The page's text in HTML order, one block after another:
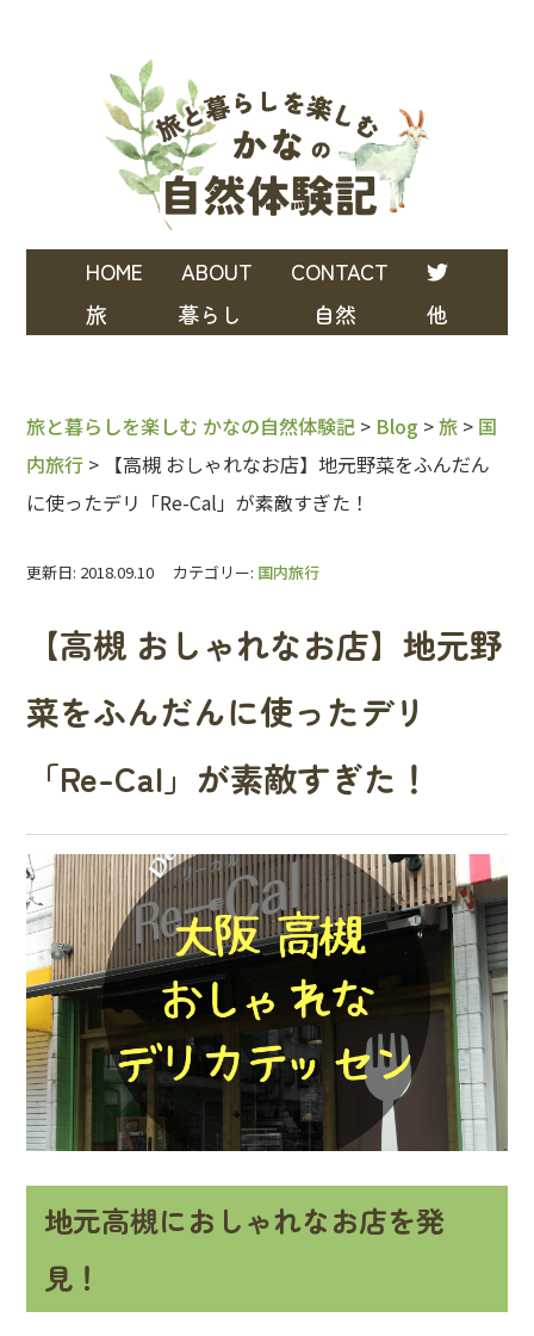
HOME ABOUT
CONTACT
旅
暮らし 自然 他
旅と暮らしを楽しむ かなの自然体験記 > Blog >旅 > 国
内旅行 > 【高槻 おしゃれなお店】地元野菜をふんだん
に使ったデリ「Re-Cal」が素敵すぎた！
更新日: 2018.09.10 カテゴリー: 国内旅行
【高槻 おしゃれなお店】地元野
菜をふんだんに使ったデリ
「Re-Cal」が素敵すぎた！
地元高槻におしゃれなお店を発
見！